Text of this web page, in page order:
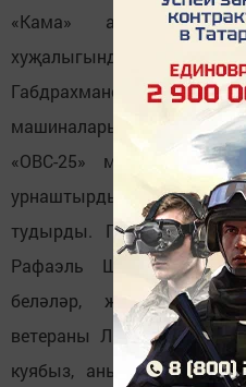
«Кама»
хуҗалыгында механик
Габдрахманов
машиналарын карап,
«ОВС-25» машинасына
урнаштырды, шуның
тудырды. ПС-10
Рафаэль Шакировлар
беләләр, җиренә
ветераны Любовь
куябыз, аның кызы